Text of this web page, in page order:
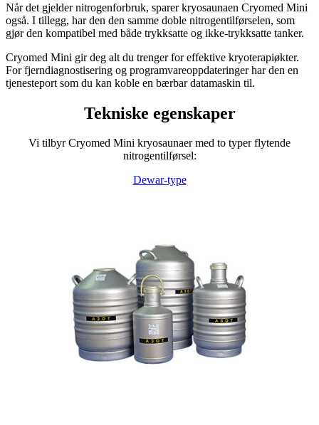
Når det gjelder nitrogenforbruk, sparer kryosaunaen Cryomed Mini
også. I tillegg, har den den samme doble nitrogentilførselen, som
gjør den kompatibel med både trykksatte og ikke-trykksatte tanker.
Cryomed Mini gir deg alt du trenger for effektive kryoterapiøkter.
For fjerndiagnostisering og programvareoppdateringer har den en
tjenesteport som du kan koble en bærbar datamaskin til.
Tekniske egenskaper
Vi tilbyr Cryomed Mini kryosaunaer med to typer flytende
nitrogentilførsel:
Dewar-type